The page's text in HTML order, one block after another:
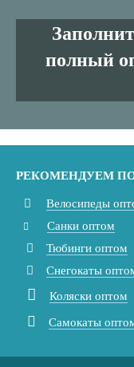
полный
РЕКОМЕНДУЕМ
Велосипеды
Санки оптом
Тюбинги оптом
Снегокаты
Коляски оптом
Самокаты